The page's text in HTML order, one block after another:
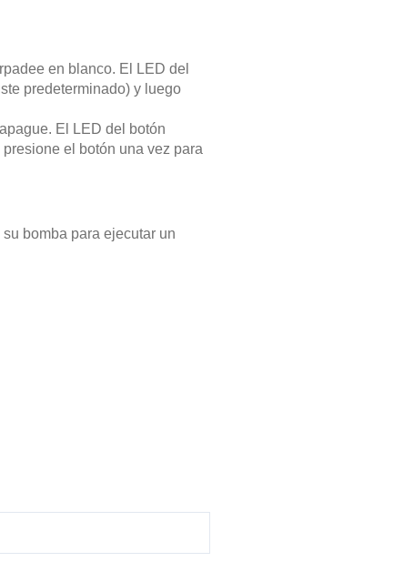
en blanco. El LED del
predeterminado) y luego
El LED del botón
el botón una vez para
bomba para ejecutar un